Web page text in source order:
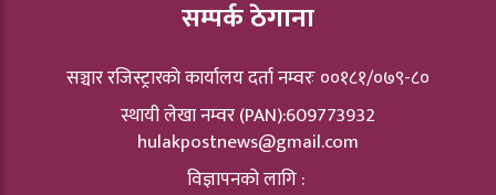
सम्पर्क ठेगाना
सञ्चार रजिस्ट्रारकाे कार्यालय दर्ता नम्वरः ००१८१/०७९-८०
स्थायी लेखा नम्वर (PAN):609773932
hulakpostnews@gmail.com
विज्ञापनको लागि :